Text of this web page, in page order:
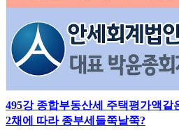
495강 종합부동산세 주택평가액같
2채에 따라 종부세들쭉날쭉?